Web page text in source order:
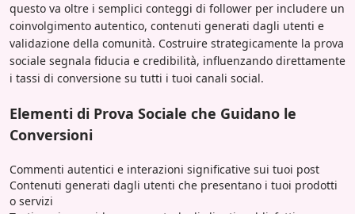
questo va oltre i semplici conteggi di follower per includere un
coinvolgimento autentico, contenuti generati dagli utenti e
validazione della comunità. Costruire strategicamente la prova
sociale segnala fiducia e credibilità, influenzando direttamente
i tassi di conversione su tutti i tuoi canali social.
Elementi di Prova Sociale che Guidano le
Conversioni
Commenti autentici e interazioni significative sui tuoi post
Contenuti generati dagli utenti che presentano i tuoi prodotti
o servizi